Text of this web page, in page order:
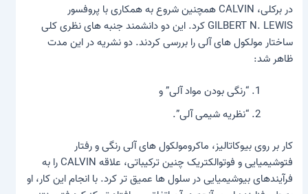
در برکلی، CALVIN همچنین شروع به همکاری با پروفسور
GILBERT N. LEWIS کرد. این دو دانشمند جنبه های نظری کلی
ساختار مولکول های آلی را بررسی کردند. دو نشریه در این مدت
ظاهر شد:
“رنگی بودن مواد آلی” و
“نظریه شیمی آلی”.
کار بر روی بیوکاتالیز، ماکرومولکول های آلی رنگی و رفتار
فتوشیمیایی و فوتوالکتریک چنین ترکیباتی، علاقه CALVIN را به
فرآیندهای بیوشیمیایی در سلول ها عمیق تر کرد. با انجام این کار، او